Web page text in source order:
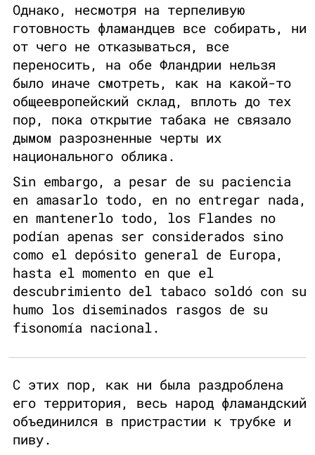
Однако, несмотря на терпеливую
готовность фламандцев все собирать, ни
от чего не отказываться, все
переносить, на обе Фландрии нельзя
было иначе смотреть, как на какой-то
общеевропейский склад, вплоть до тех
пор, пока открытие табака не связало
дымом разрозненные черты их
национального облика.
Sin embargo, a pesar de su paciencia
en amasarlo todo, en no entregar nada,
en mantenerlo todo, los Flandes no
podían apenas ser considerados sino
como el depósito general de Europa,
hasta el momento en que el
descubrimiento del tabaco soldó con su
humo los diseminados rasgos de su
fisonomía nacional.
С этих пор, как ни была раздроблена
его территория, весь народ фламандский
объединился в пристрастии к трубке и
пиву.